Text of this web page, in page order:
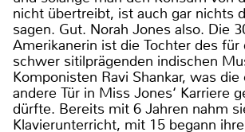
nicht übertreibt, ist auch gar nichts
sagen. Gut. Norah Jones also. Die
Amerikanerin ist die Tochter des für
schwer sitilprägenden indischen
Komponisten Ravi Shankar, was
andere Tür in Miss Jones‘ Karriere
dürfte. Bereits mit 6 Jahren nahm
Klavierunterricht, mit 15 begann